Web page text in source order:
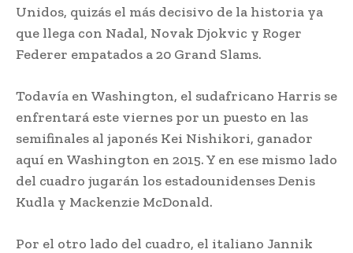
Unidos, quizás el más decisivo de la historia ya
que llega con Nadal, Novak Djokvic y Roger
Federer empatados a 20 Grand Slams.
Todavía en Washington, el sudafricano Harris se
enfrentará este viernes por un puesto en las
semifinales al japonés Kei Nishikori, ganador
aquí en Washington en 2015. Y en ese mismo lado
del cuadro jugarán los estadounidenses Denis
Kudla y Mackenzie McDonald.
Por el otro lado del cuadro, el italiano Jannik